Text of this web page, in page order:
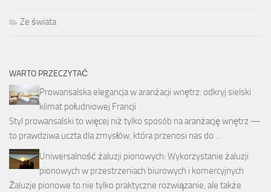
Ze świata
WARTO PRZECZYTAĆ
Prowansalska elegancja w aranżacji wnętrz: odkryj sielski
klimat południowej Francji
Styl prowansalski to więcej niż tylko sposób na aranżację wnętrz —
to prawdziwa uczta dla zmysłów, która przenosi nas do …
Uniwersalność żaluzji pionowych: Wykorzystanie żaluzji
pionowych w przestrzeniach biurowych i komercyjnych
Żaluzje pionowe to nie tylko praktyczne rozwiązanie, ale także